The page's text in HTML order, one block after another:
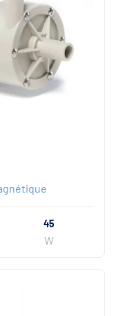
45
W